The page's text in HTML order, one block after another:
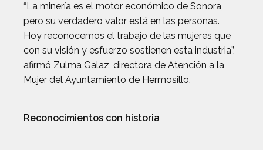
“La minería es el motor económico de Sonora,
pero su verdadero valor está en las personas.
Hoy reconocemos el trabajo de las mujeres que
con su visión y esfuerzo sostienen esta industria”,
afirmó Zulma Galaz, directora de Atención a la
Mujer del Ayuntamiento de Hermosillo.
Reconocimientos con historia